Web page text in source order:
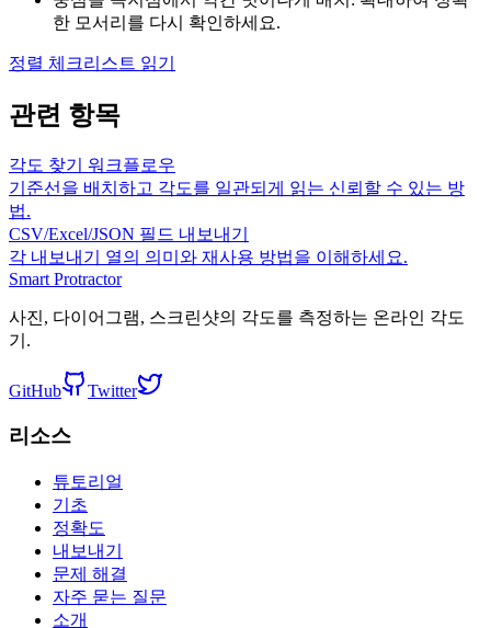
한 모서리를 다시 확인하세요.
정렬 체크리스트 읽기
관련 항목
각도 찾기 워크플로우
기준선을 배치하고 각도를 일관되게 읽는 신뢰할 수 있는 방
법.
CSV/Excel/JSON 필드 내보내기
각 내보내기 열의 의미와 재사용 방법을 이해하세요.
Smart Protractor
사진, 다이어그램, 스크린샷의 각도를 측정하는 온라인 각도
기.
GitHub Twitter
리소스
튜토리얼
기초
정확도
내보내기
문제 해결
자주 묻는 질문
소개